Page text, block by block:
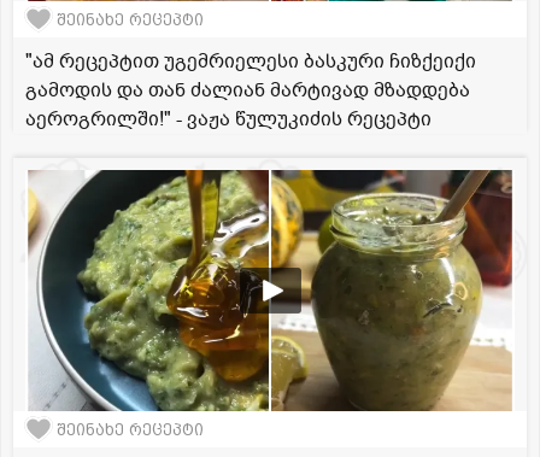
შეინახე რეცეპტი
"ამ რეცეპტით უგემრიელესი ბასკური ჩიზქეიქი
გამოდის და თან ძალიან მარტივად მზადდება
აეროგრილში!" - ვაჟა წულუკიძის რეცეპტი
შეინახე რეცეპტი